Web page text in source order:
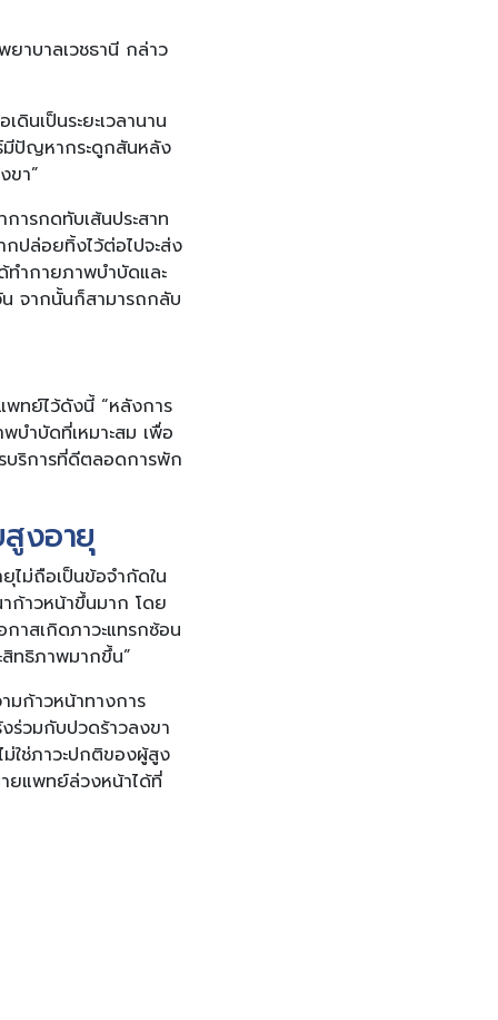
าบาลเวชธานี กล่าว
นเป็นระยะเวลานาน
มีปัญหากระดูกสันหลัง
ขา”
ารกดทับเส้นประสาท
ปล่อยทิ้งไว้ต่อไปจะส่ง
ทำกายภาพบำบัดและ
จากนั้นก็สามารถกลับ
พทย์ไว้ดังนี้ “หลังการ
บำบัดที่เหมาะสม เพื่อ
บริการที่ดีตลอดการพัก
งอายุ
ไม่ถือเป็นข้อจำกัดใน
ก้าวหน้าขึ้นมาก โดย
าสเกิดภาวะแทรกซ้อน
ทธิภาพมากขึ้น”
มก้าวหน้าทางการ
ร่วมกับปวดร้าวลงขา
ใช่ภาวะปกติของผู้สูง
ยแพทย์ล่วงหน้าได้ที่